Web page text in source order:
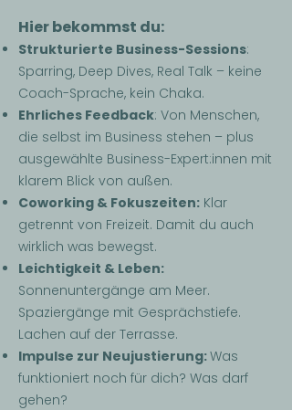
Hier bekommst du:
Strukturierte Business-Sessions:
Sparring, Deep Dives, Real Talk – keine
Coach-Sprache, kein Chaka.
Ehrliches Feedback: Von Menschen,
die selbst im Business stehen – plus
ausgewählte Business-Expert:innen mit
klarem Blick von außen.
Coworking & Fokuszeiten: Klar
getrennt von Freizeit. Damit du auch
wirklich was bewegst.
Leichtigkeit & Leben:
Sonnenuntergänge am Meer.
Spaziergänge mit Gesprächstiefe.
Lachen auf der Terrasse.
Impulse zur Neujustierung:Was
funktioniert noch für dich? Was darf
gehen?